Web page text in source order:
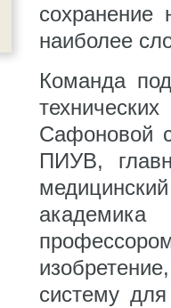
сохранение
наиболее
Команда
Сафоновой
ПИУВ,
академика
систему